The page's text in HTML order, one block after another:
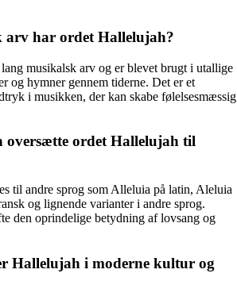
arv har ordet Hallelujah?
musikalsk arv og er blevet brugt i utallige
og hymner gennem tiderne. Det er et
i musikken, der kan skabe følelsesmæssig
oversætte ordet Hallelujah til
til andre sprog som Alleluia på latin, Aleluia
og lignende varianter i andre sprog.
den oprindelige betydning af lovsang og
Hallelujah i moderne kultur og